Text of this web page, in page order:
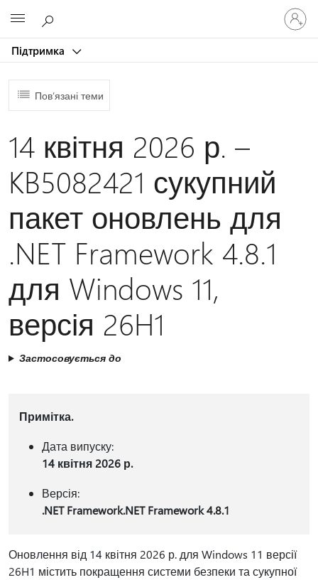
Підтримка
Увійдіть
свій
запис
Пов’язані теми
14 квітня 2026 р. –
KB5082421 сукупний
пакет оновлень для
.NET Framework 4.8.1
для Windows 11,
версія 26H1
Застосовується до
Примітка.
Дата випуску:
14 квітня 2026 р.
Версія:
.NET Framework.NET Framework 4.8.1
Оновлення від 14 квітня 2026 р. для Windows 11 версії
26H1 містить покращення системи безпеки та сукупної